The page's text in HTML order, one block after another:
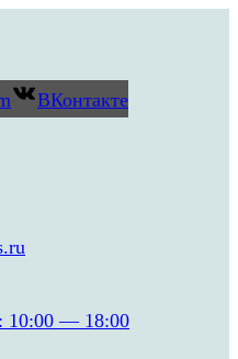
ВКонтакте
10:00 — 18:00